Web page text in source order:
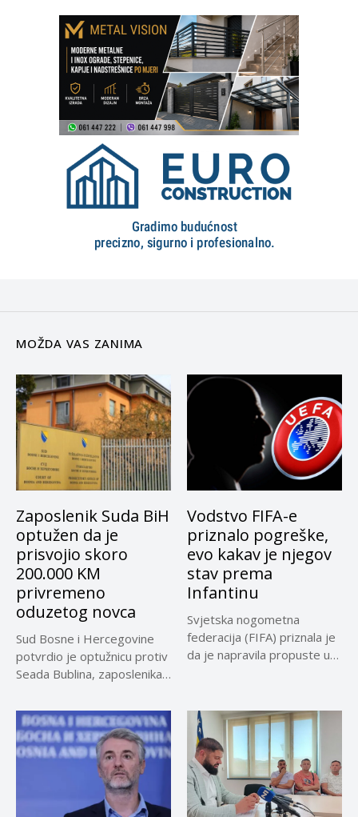
MOŽDA VAS ZANIMA
Zaposlenik Suda BiH
optužen da je
prisvojio skoro
200.000 KM
privremeno
oduzetog novca
Sud Bosne i Hercegovine
potvrdio je optužnicu protiv
Seada Bublina, zaposlenika
Vodstvo FIFA-e
priznalo pogreške,
evo kakav je njegov
stav prema
Infantinu
Svjetska nogometna
federacija (FIFA) priznala je
da je napravila propuste u